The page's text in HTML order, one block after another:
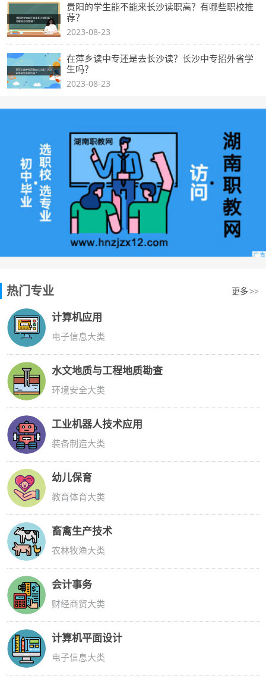
贵阳的学生能不能来长沙读职高？有哪些职校推
荐？
2023-08-23
在萍乡读中专还是去长沙读？长沙中专招外省学
生吗？
2023-08-23
热门专业 更多 >>
计算机应用
电子信息大类
水文地质与工程地质勘查
环境安全大类
工业机器人技术应用
装备制造大类
幼儿保育
教育体育大类
畜禽生产技术
农林牧渔大类
会计事务
财经商贸大类
计算机平面设计
电子信息大类